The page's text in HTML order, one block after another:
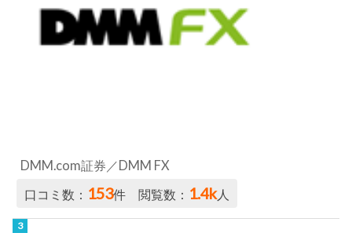
DMM.com証券／DMM FX
口コミ数： 153件 閲覧数： 1.4k人